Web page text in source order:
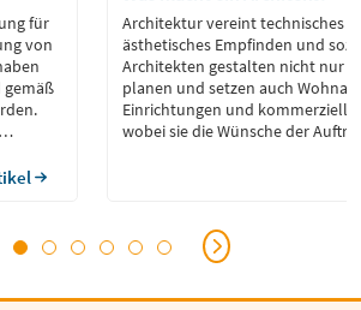
für
von
Zu
Architektur vereint technisches
ästhetisches Empfinden und
Architekten gestalten nicht nur
planen und setzen auch
Einrichtungen und kommerzielle
wobei sie die Wünsche der